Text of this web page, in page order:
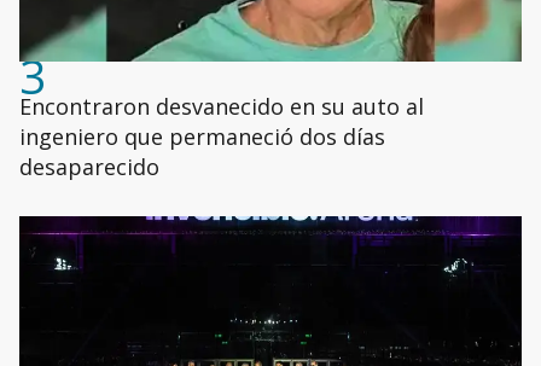
3
Encontraron desvanecido en su auto al
ingeniero que permaneció dos días
desaparecido